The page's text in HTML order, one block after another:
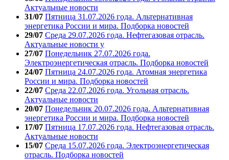
Актуальные новости
31/07 Пятница 31.07.2026 года. Альтернативная
энергетика России и мира. Подборка новостей
29/07 Среда 29.07.2026 года. Нефтегазовая отрасль.
Актуальные новости у
27/07 Понедельник 27.07.2026 года.
Электроэнергетическая отрасль. Подборка новостей
24/07 Пятница 24.07.2026 года. Атомная энергетика
России и мира. Подборка новостей
22/07 Среда 22.07.2026 года. Угольная отрасль.
Актуальные новости
20/07 Понедельник 20.07.2026 года. Альтернативная
энергетика России и мира. Подборка новостей
17/07 Пятница 17.07.2026 года. Нефтегазовая отрасль.
Актуальные новости
15/07 Среда 15.07.2026 года. Электроэнергетическая
отрасль. Подборка новостей